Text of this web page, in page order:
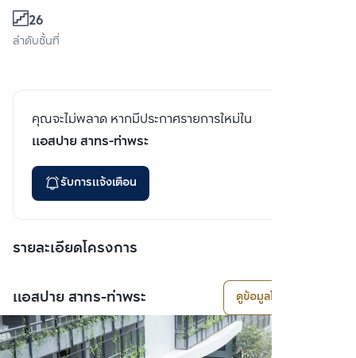
26
ลำดับชั้นที่
คุณจะไม่พลาด หากมีประกาศรายการใหม่ใน
แอสปาย สาทร-ท่าพระ
รับการแจ้งเตือน
รายละเอียดโครงการ
แอสปาย สาทร-ท่าพระ ดูข้อมูลโครงการ